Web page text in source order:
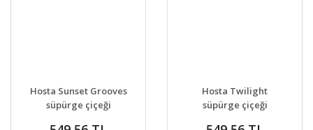
DETAYLAR
VER
Hosta Sunset Grooves
süpürge çiçeği
DETAYLAR
VER
Hosta Twilight
süpürge çiçeği